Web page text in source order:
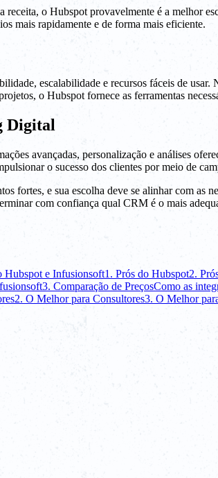
receita, o Hubspot provavelmente é a melhor
mais rapidamente e de forma mais eficiente.
escalabilidade e recursos fáceis de
o Hubspot fornece as ferramentas
Digital
avançadas, personalização e análises
o sucesso dos clientes por meio de
fortes, e sua escolha deve se alinhar com as
com confiança qual CRM é o mais
Hubspot e Infusionsoft1. Prós do Hubspot2.
3. Comparação de PreçosComo as
2. O Melhor para Consultores3. O Melhor